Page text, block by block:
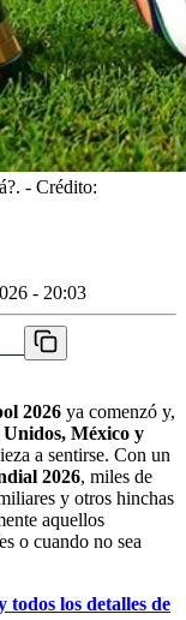
- Crédito:
- 20:03
2026 ya comenzó y,
Unidos, México y
a sentirse. Con un
2026, miles de
y otros hinchas
aquellos
o cuando no sea
todos los detalles de